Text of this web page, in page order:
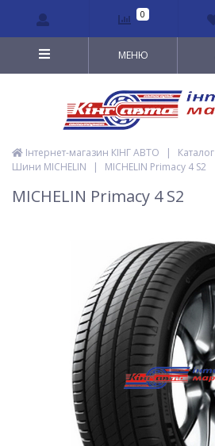
0
МЕНЮ
Інтернет-магазин КІНГ АВТО | Каталог
Шини MICHELIN
| MICHELIN Primacy 4 S2
MICHELIN Primacy 4 S2